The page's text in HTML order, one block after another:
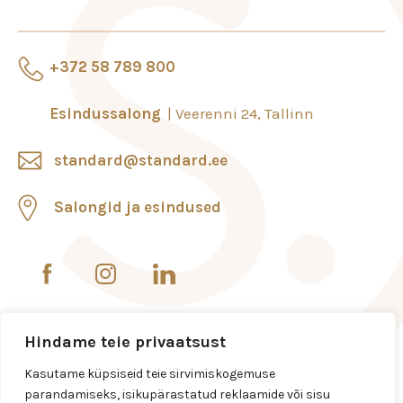
Hindame teie privaatsust
Kasutame küpsiseid teie sirvimiskogemuse
parandamiseks, isikupärastatud reklaamide või sisu
+372 58 789 800
Esindussalong Veerenni 24, Tallinn
standard@standard.ee
Salongid ja esindused